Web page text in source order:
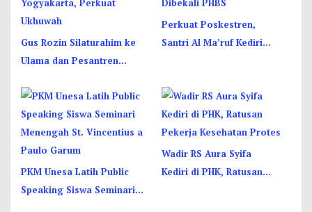
Gus Rozin Silaturahim ke
Ulama dan Pesantren
Ukhuwah
Perkuat Poskestren,
Santri Al Ma’ruf Kediri
PKM Unesa Latih Public
Speaking Siswa Seminari
Wadir RS Aura Syifa
Kediri di PHK, Ratusan